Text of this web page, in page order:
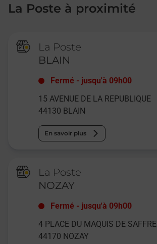
La Poste à proximité
La Poste
BLAIN
Fermé - jusqu'à 09h00
15 AVENUE DE LA REPUBLIQUE
44130 BLAIN
En savoir plus
La Poste
NOZAY
Fermé - jusqu'à 09h00
4 PLACE DU MAQUIS DE SAFFRE
44170 NOZAY